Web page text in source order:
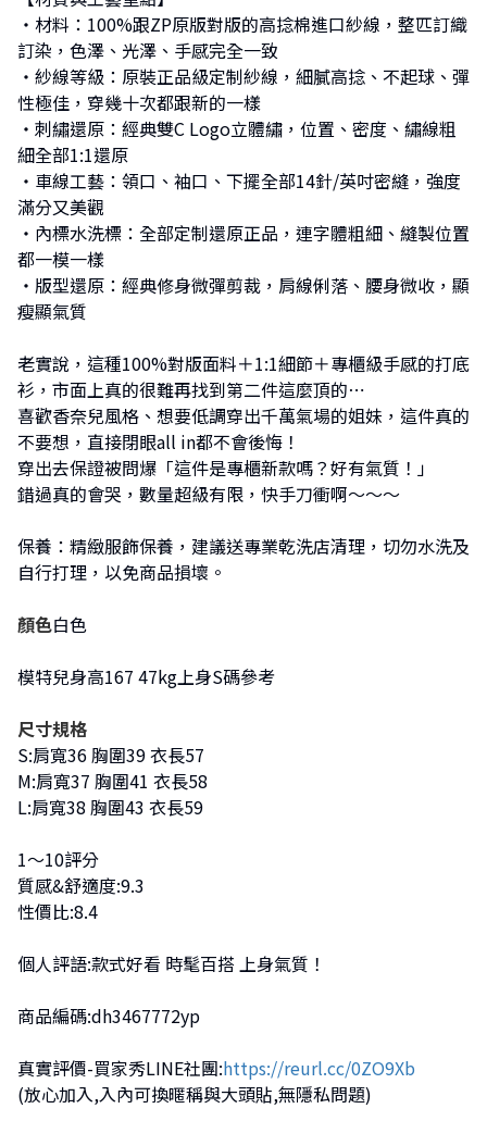
・材料：100%跟ZP原版對版的高捻棉進口紗線，整匹訂織
訂染，色澤、光澤、手感完全一致
・紗線等級：原裝正品級定制紗線，細膩高捻、不起球、彈
性極佳，穿幾十次都跟新的一樣
・刺繡還原：經典雙C Logo立體繡，位置、密度、繡線粗
細全部1:1還原
・車線工藝：領口、袖口、下擺全部14針/英吋密縫，強度
滿分又美觀
・內標水洗標：全部定制還原正品，連字體粗細、縫製位置
都一模一樣
・版型還原：經典修身微彈剪裁，肩線俐落、腰身微收，顯
瘦顯氣質
老實說，這種100%對版面料＋1:1細節＋專櫃級手感的打底
衫，市面上真的很難再找到第二件這麼頂的⋯
喜歡香奈兒風格、想要低調穿出千萬氣場的姐妹，這件真的
不要想，直接閉眼all in都不會後悔！
穿出去保證被問爆「這件是專櫃新款嗎？好有氣質！」
錯過真的會哭，數量超級有限，快手刀衝啊～～～
保養：精緻服飾保養，建議送專業乾洗店清理，切勿水洗及
自行打理，以免商品損壞。
顏色白色
模特兒身高167 47kg上身S碼參考
尺寸規格
S:肩寬36 胸圍39 衣長57
M:肩寬37 胸圍41 衣長58
L:肩寬38 胸圍43 衣長59
1～10評分
質感&舒適度:9.3
性價比:8.4
個人評語:款式好看 時髦百搭 上身氣質！
商品編碼:dh3467772yp
真實評價-買家秀LINE社團:https://reurl.cc/0ZO9Xb
(放心加入,入內可換暱稱與大頭貼,無隱私問題)